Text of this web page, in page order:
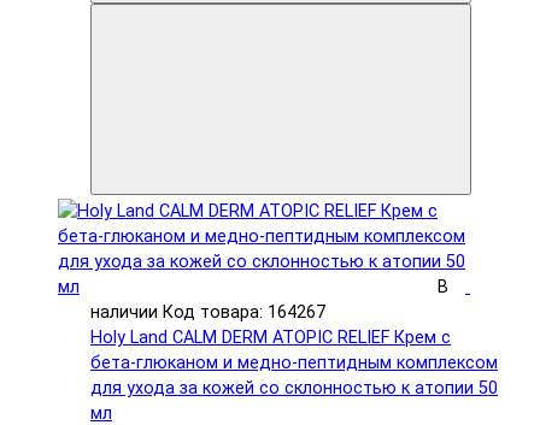
В
наличии Код товара: 164267
Holy Land CALM DERM ATOPIC RELIEF Крем с
бета-глюканом и медно-пептидным комплексом
для ухода за кожей со склонностью к атопии 50
мл